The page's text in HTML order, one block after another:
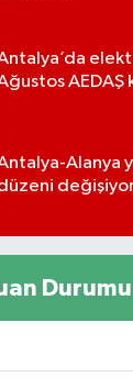
AEDAŞ
Alanya
Durumu